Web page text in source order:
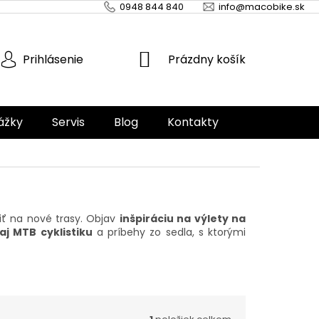
0948 844 840 info@macobike.sk
Prihlásenie
NÁKUPNÝ
Prázdny košík
Servis Blog Kontakty
na nové trasy. Objav inšpiráciu na výlety na
MTB cyklistiku a príbehy zo sedla, s ktorými